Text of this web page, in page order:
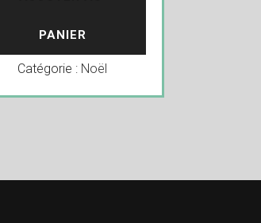
PANIER
Catégorie : Noël